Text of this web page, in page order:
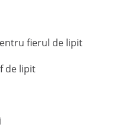
fierul de lipit
de lipit